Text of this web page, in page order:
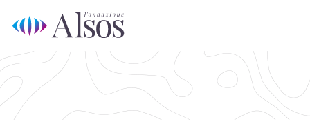
content